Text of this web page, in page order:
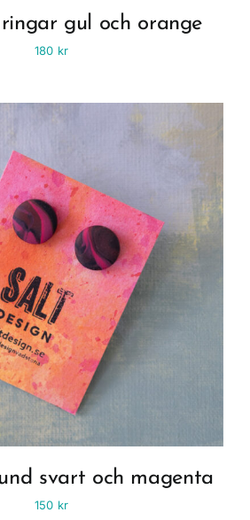
gul och orange
180 kr
svart och magenta
150 kr